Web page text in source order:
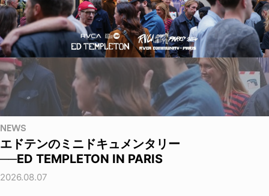
NEWS
エドテンのミニドキュメンタリー
──ED TEMPLETON IN PARIS
2026.08.07